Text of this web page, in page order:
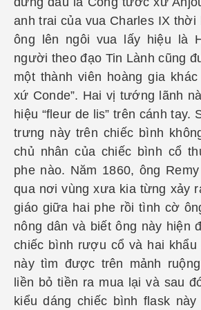
anh trai của vua Charles IX
ông lên ngôi vua lấy hiệu là
người theo đạo Tin Lành cũng
một thành viên hoàng gia
xứ Conde”. Hai vị tướng lãnh
hiệu “fleur de lis” trên cánh tay.
trưng này trên chiếc bình
chủ nhân của chiếc bình cổ
phe nào. Năm 1860, ông
qua nơi vùng xưa kia từng xảy
giáo giữa hai phe rồi tình cờ
nông dân và biết ông này hiện
chiếc bình rượu cổ và hai khẩu
này tìm được trên mảnh
liền bỏ tiền ra mua lại và sau
kiểu dáng chiếc bình flask